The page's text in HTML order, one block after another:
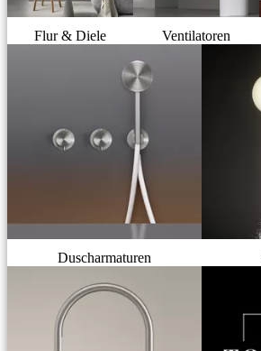
Flur & Diele Ventilatoren
Duscharmaturen